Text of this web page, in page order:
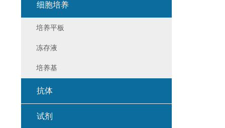
细胞培养
培养平板
冻存液
培养基
抗体
试剂